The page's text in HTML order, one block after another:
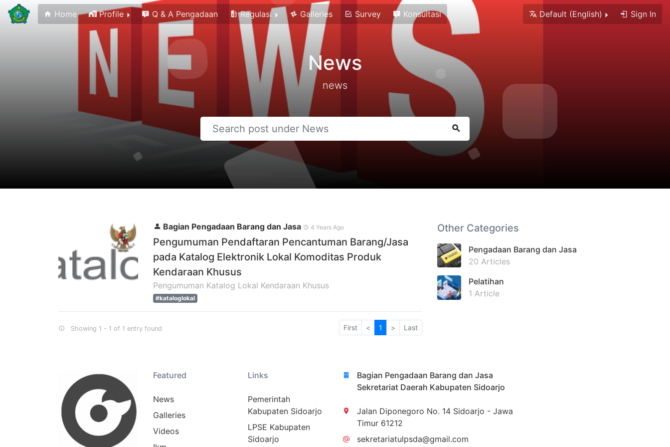
Home Profile Q & A Pengadaan Regulasi Galleries Survey Konsultasi Default (English) Sign In
News
news
Bagian Pengadaan Barang dan Jasa 4 Years Ago
Pengumuman Pendaftaran Pencantuman Barang/Jasa
pada Katalog Elektronik Lokal Komoditas Produk
Kendaraan Khusus
Pengumuman Katalog Lokal Kendaraan Khusus
#kataloglokal
Showing 1 - 1 of 1 entry found First < 1 > Last
Other Categories
Pengadaan Barang dan Jasa
20 Articles
Pelatihan
1 Article
Featured
News
Galleries
Videos
Links
Pemerintah
Kabupaten Sidoarjo
LPSE Kabupaten
Sidoarjo
Bagian Pengadaan Barang dan Jasa
Sekretariat Daerah Kabupaten Sidoarjo
Jalan Diponegoro No. 14 Sidoarjo - Jawa
Timur 61212
sekretariatulpsda@gmail.com